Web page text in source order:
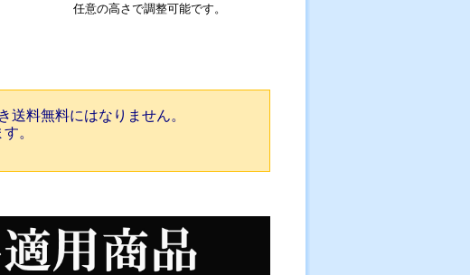
任意の高さで調整可能です。
送料無料にはなりません。
。